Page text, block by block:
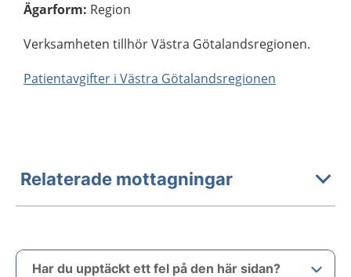
Ägarform: Region
Verksamheten tillhör Västra Götalandsregionen.
Patientavgifter i Västra Götalandsregionen
Relaterade mottagningar
Har du upptäckt ett fel på den här sidan?